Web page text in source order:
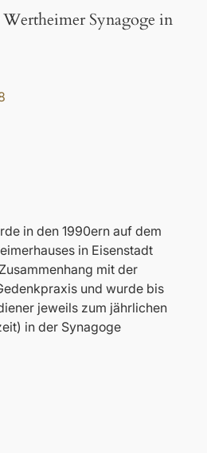
Wertheimer Synagoge in
in den 1990ern auf dem
in Eisenstadt
mit der
und wurde bis
jeweils zum jährlichen
in der Synagoge